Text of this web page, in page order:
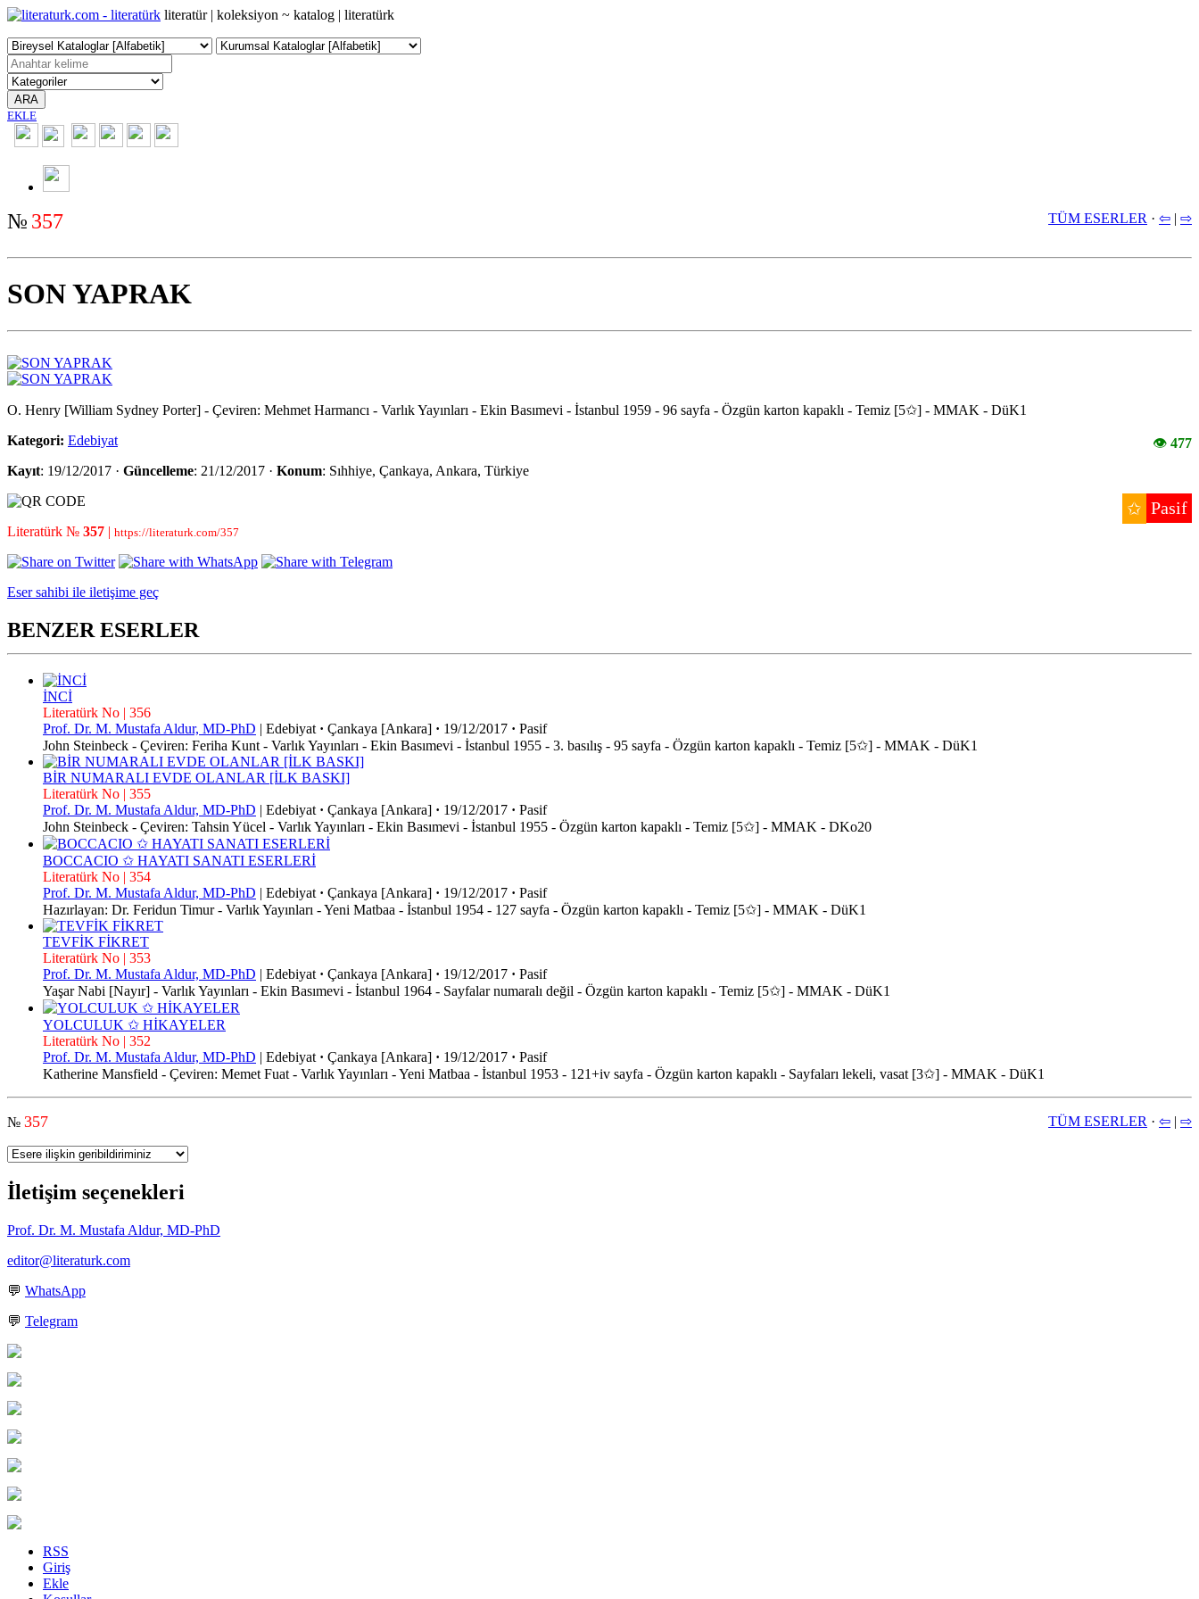
literatür | koleksiyon ~ katalog | literatürk
ARA
EKLE
№ 357 TÜM ESERLER · ⇦ | ⇨
SON YAPRAK
O. Henry [William Sydney Porter] - Çeviren: Mehmet Harmancı - Varlık Yayınları - Ekin Basımevi - İstanbul 1959 - 96 sayfa - Özgün karton kapaklı - Temiz [5✩] - MMAK - DüK1
Kategori: Edebiyat 👁 477
Kayıt: 19/12/2017 · Güncelleme: 21/12/2017 · Konum: Sıhhiye, Çankaya, Ankara, Türkiye
Pasif
✩
Literatürk № 357 | https://literaturk.com/357
Eser sahibi ile iletişime geç
BENZER ESERLER
İNCİ
Literatürk No | 356
Prof. Dr. M. Mustafa Aldur, MD-PhD | Edebiyat · Çankaya [Ankara] · 19/12/2017 · Pasif
John Steinbeck - Çeviren: Feriha Kunt - Varlık Yayınları - Ekin Basımevi - İstanbul 1955 - 3. basılış - 95 sayfa - Özgün karton kapaklı - Temiz [5✩] - MMAK - DüK1
BİR NUMARALI EVDE OLANLAR [İLK BASKI]
Literatürk No | 355
Prof. Dr. M. Mustafa Aldur, MD-PhD | Edebiyat · Çankaya [Ankara] · 19/12/2017 · Pasif
John Steinbeck - Çeviren: Tahsin Yücel - Varlık Yayınları - Ekin Basımevi - İstanbul 1955 - Özgün karton kapaklı - Temiz [5✩] - MMAK - DKo20
BOCCACIO ✩ HAYATI SANATI ESERLERİ
Literatürk No | 354
Prof. Dr. M. Mustafa Aldur, MD-PhD | Edebiyat · Çankaya [Ankara] · 19/12/2017 · Pasif
Hazırlayan: Dr. Feridun Timur - Varlık Yayınları - Yeni Matbaa - İstanbul 1954 - 127 sayfa - Özgün karton kapaklı - Temiz [5✩] - MMAK - DüK1
TEVFİK FİKRET
Literatürk No | 353
Prof. Dr. M. Mustafa Aldur, MD-PhD | Edebiyat · Çankaya [Ankara] · 19/12/2017 · Pasif
Yaşar Nabi [Nayır] - Varlık Yayınları - Ekin Basımevi - İstanbul 1964 - Sayfalar numaralı değil - Özgün karton kapaklı - Temiz [5✩] - MMAK - DüK1
YOLCULUK ✩ HİKAYELER
Literatürk No | 352
Prof. Dr. M. Mustafa Aldur, MD-PhD | Edebiyat · Çankaya [Ankara] · 19/12/2017 · Pasif
Katherine Mansfield - Çeviren: Memet Fuat - Varlık Yayınları - Yeni Matbaa - İstanbul 1953 - 121+iv sayfa - Özgün karton kapaklı - Sayfaları lekeli, vasat [3✩] - MMAK - DüK1
№ 357 TÜM ESERLER · ⇦ | ⇨
İletişim seçenekleri
Prof. Dr. M. Mustafa Aldur, MD-PhD
editor@literaturk.com
💬 WhatsApp
💬 Telegram
RSS
Giriş
Ekle